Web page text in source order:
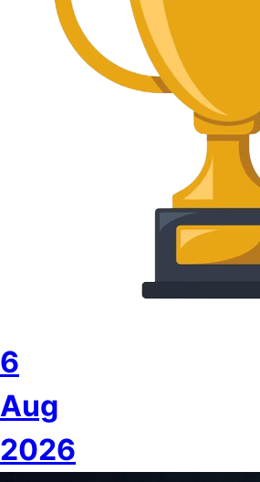
6
Aug
2026